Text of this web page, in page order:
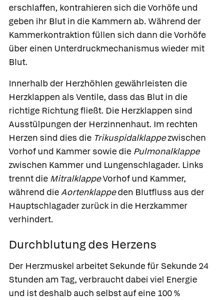
erschlaffen, kontrahieren sich die Vorhöfe und
geben ihr Blut in die Kammern ab. Während der
Kammerkontraktion füllen sich dann die Vorhöfe
über einen Unterdruckmechanismus wieder mit
Blut.
Innerhalb der Herzhöhlen gewährleisten die
Herzklappen als Ventile, dass das Blut in die
richtige Richtung fließt. Die Herzklappen sind
Ausstülpungen der Herzinnenhaut. Im rechten
Herzen sind dies die Trikuspidalklappezwischen
Vorhof und Kammer sowie die Pulmonalklappe
zwischen Kammer und Lungenschlagader. Links
trennt die MitralklappeVorhof und Kammer,
während dieAortenklappeden Blutfluss aus der
Hauptschlagader zurück in die Herzkammer
verhindert.
Durchblutung des Herzens
Der Herzmuskel arbeitet Sekunde für Sekunde 24
Stunden am Tag, verbraucht dabei viel Energie
und ist deshalb auch selbst auf eine 100 %